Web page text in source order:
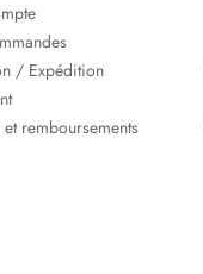
/ Expédition
et remboursements